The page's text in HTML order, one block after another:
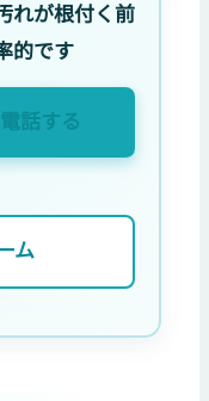
れが根付く前
的です
話する
ム